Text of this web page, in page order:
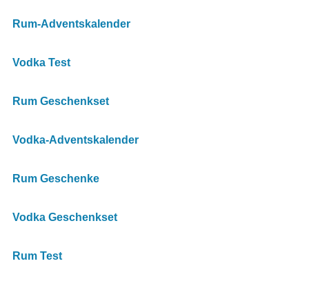
Rum-Adventskalender
Vodka Test
Rum Geschenkset
Vodka-Adventskalender
Rum Geschenke
Vodka Geschenkset
Rum Test